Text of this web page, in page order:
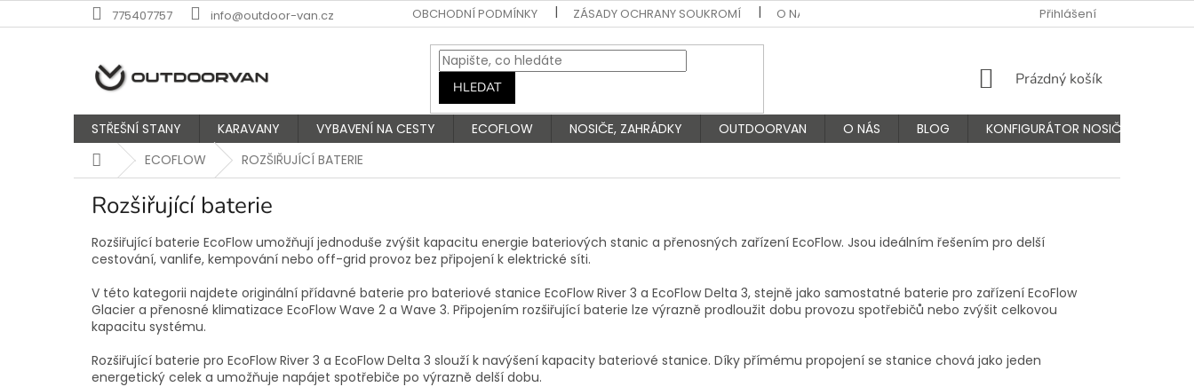
na
775407757 info@outdoor-van.cz OBCHODNÍ PODMÍNKY ZÁSADY OCHRANY SOUKROMÍ O NÁS VÝMĚNA A VRÁCENÍ ZBOŽÍ
Přihlášení
HLEDAT
NÁKUPNÍ
Prázdný košík
STŘEŠNÍ STANY KARAVANY VYBAVENÍ NA CESTY ECOFLOW NOSIČE, ZAHRÁDKY OUTDOORVAN O NÁS BLOG
KONFIGURÁTOR NOSIČŮ
DomůECOFLOW ROZŠIŘUJÍCÍ BATERIE
Rozšiřující baterie
Rozšiřující baterie EcoFlow umožňují jednoduše zvýšit kapacitu energie bateriových stanic a přenosných zařízení EcoFlow. Jsou ideálním řešením pro delší
cestování, vanlife, kempování nebo off-grid provoz bez připojení k elektrické síti.
V této kategorii najdete originální přídavné baterie pro bateriové stanice EcoFlow River 3 a EcoFlow Delta 3, stejně jako samostatné baterie pro zařízení EcoFlow
Glacier a přenosné klimatizace EcoFlow Wave 2 a Wave 3. Připojením rozšiřující baterie lze výrazně prodloužit dobu provozu spotřebičů nebo zvýšit celkovou
kapacitu systému.
Rozšiřující baterie pro EcoFlow River 3 a EcoFlow Delta 3 slouží k navýšení kapacity bateriové stanice. Díky přímému propojení se stanice chová jako jeden
energetický celek a umožňuje napájet spotřebiče po výrazně delší dobu.